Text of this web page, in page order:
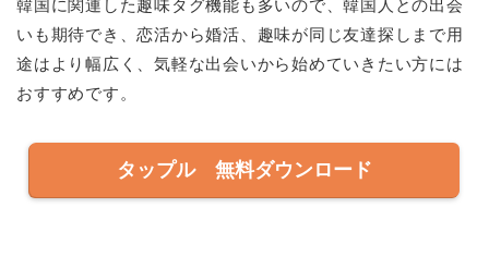
韓国に関連した趣味タグ機能も多いので、韓国人との出会
いも期待でき、恋活から婚活、趣味が同じ友達探しまで用
途はより幅広く、気軽な出会いから始めていきたい方には
おすすめです。
タップル 無料ダウンロード